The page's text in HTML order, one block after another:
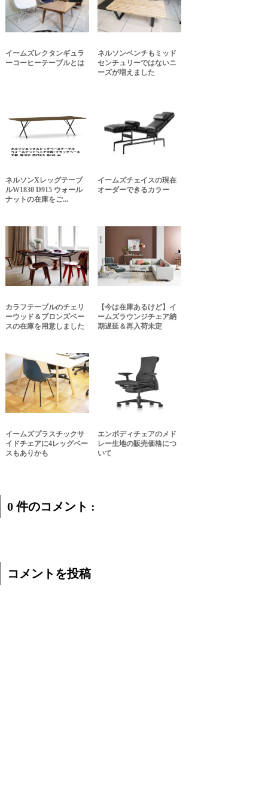
イームズレクタンギュラ
ーコーヒーテーブルとは
ネルソンベンチもミッド
センチュリーではないニ
ーズが増えました
ネルソンXレッグテーブ
ルW1830 D915 ウォール
ナットの在庫をご...
イームズチェイスの現在
オーダーできるカラー
カラフテーブルのチェリ
ーウッド＆ブロンズベー
スの在庫を用意しました
【今は在庫あるけど】イ
ームズラウンジチェア納
期遅延＆再入荷未定
イームズプラスチックサ
イドチェアに4レッグベー
スもありかも
エンボディチェアのメド
レー生地の販売価格につ
いて
0 件のコメント :
コメントを投稿